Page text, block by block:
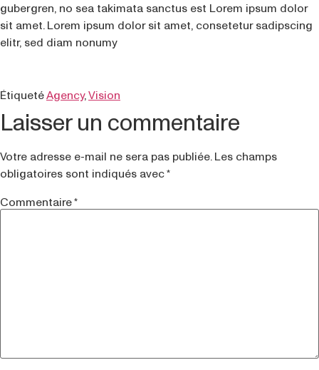
gubergren, no sea takimata sanctus est Lorem ipsum dolor
sit amet. Lorem ipsum dolor sit amet, consetetur sadipscing
elitr, sed diam nonumy
Étiqueté Agency, Vision
Laisser un commentaire
Votre adresse e-mail ne sera pas publiée. Les champs
obligatoires sont indiqués avec*
Commentaire*